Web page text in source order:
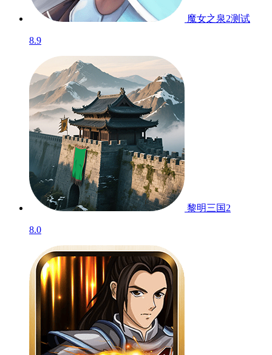
魔女之泉2测试
8.9
黎明三国2
8.0